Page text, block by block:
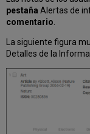
pestaña Alertas de
comentario
La siguiente figura
Detalles de la